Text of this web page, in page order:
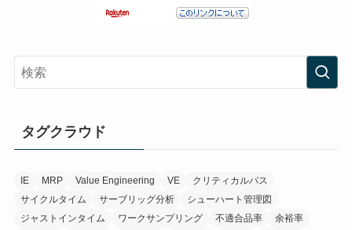
タグクラウド
IE MRP Value Engineering VE
クリティカルパス
サイクルタイム
サーブリッグ分析
シューハート管理図
ジャストインタイム
ワークサンプリング 不適合品率
余裕率